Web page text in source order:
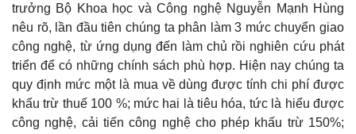
trưởng Bộ Khoa học và Công nghệ Nguyễn Mạnh Hùng
nêu rõ, lần đầu tiên chúng ta phân làm 3 mức chuyển giao
công nghệ, từ ứng dụng đến làm chủ rồi nghiên cứu phát
triển để có những chính sách phù hợp. Hiện nay chúng ta
quy định mức một là mua về dùng được tính chi phí được
khấu trừ thuế 100 %; mức hai là tiêu hóa, tức là hiểu được
công nghệ, cải tiến công nghệ cho phép khấu trừ 150%;